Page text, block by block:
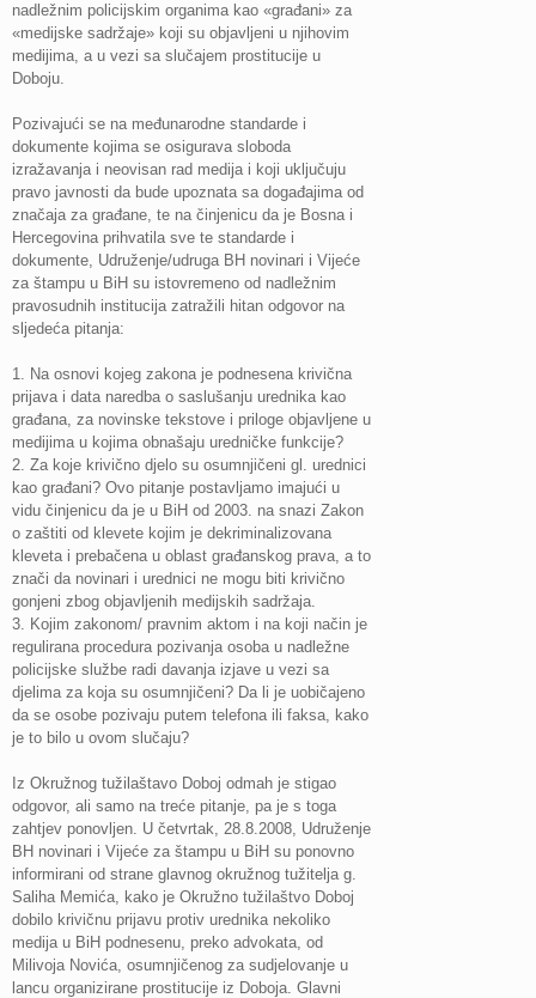
nadležnim policijskim organima kao «građani» za
«medijske sadržaje» koji su objavljeni u njihovim
medijima, a u vezi sa slučajem prostitucije u
Doboju.
Pozivajući se na međunarodne standarde i
dokumente kojima se osigurava sloboda
izražavanja i neovisan rad medija i koji uključuju
pravo javnosti da bude upoznata sa događajima od
značaja za građane, te na činjenicu da je Bosna i
Hercegovina prihvatila sve te standarde i
dokumente, Udruženje/udruga BH novinari i Vijeće
za štampu u BiH su istovremeno od nadležnim
pravosudnih institucija zatražili hitan odgovor na
sljedeća pitanja:
1. Na osnovi kojeg zakona je podnesena krivična
prijava i data naredba o saslušanju urednika kao
građana, za novinske tekstove i priloge objavljene u
medijima u kojima obnašaju uredničke funkcije?
2. Za koje krivično djelo su osumnjičeni gl. urednici
kao građani? Ovo pitanje postavljamo imajući u
vidu činjenicu da je u BiH od 2003. na snazi Zakon
o zaštiti od klevete kojim je dekriminalizovana
kleveta i prebačena u oblast građanskog prava, a to
znači da novinari i urednici ne mogu biti krivično
gonjeni zbog objavljenih medijskih sadržaja.
3. Kojim zakonom/ pravnim aktom i na koji način je
regulirana procedura pozivanja osoba u nadležne
policijske službe radi davanja izjave u vezi sa
djelima za koja su osumnjičeni? Da li je uobičajeno
da se osobe pozivaju putem telefona ili faksa, kako
je to bilo u ovom slučaju?
Iz Okružnog tužilaštavo Doboj odmah je stigao
odgovor, ali samo na treće pitanje, pa je s toga
zahtjev ponovljen. U četvrtak, 28.8.2008, Udruženje
BH novinari i Vijeće za štampu u BiH su ponovno
informirani od strane glavnog okružnog tužitelja g.
Saliha Memića, kako je Okružno tužilaštvo Doboj
dobilo krivičnu prijavu protiv urednika nekoliko
medija u BiH podnesenu, preko advokata, od
Milivoja Novića, osumnjičenog za sudjelovanje u
lancu organizirane prostitucije iz Doboja. Glavni